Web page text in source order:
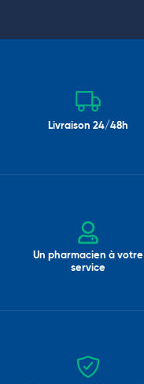
Livraison 24/48h
Un pharmacien à votre
service